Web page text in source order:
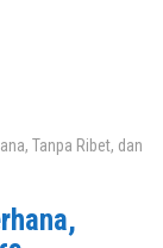
Tanpa Ribet, dan